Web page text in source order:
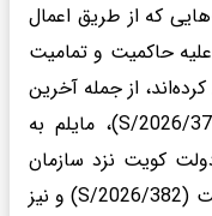
که از طریق اعمال
علیه حاکمیت و تمامیت
از جمله آخرین
نامه‌ ایران مورخ 30 آوریل 2026 (S/2026/377)، مایلم به
دائم دولت کویت نزد سازمان
ملل متحد خطاب به رئیس شورای امنیت (S/2026/382) و نیز